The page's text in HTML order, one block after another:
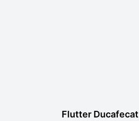
Flutter Ducafecat